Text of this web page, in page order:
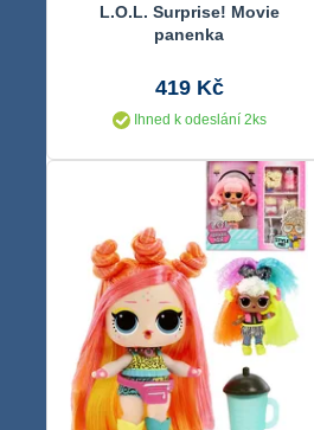
L.O.L. Surprise! Movie
panenka
419 Kč
Ihned k odeslání 2ks